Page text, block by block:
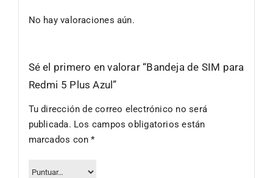
No hay valoraciones aún.
Sé el primero en valorar “Bandeja de SIM para
Redmi 5 Plus Azul”
Tu dirección de correo electrónico no será
publicada. Los campos obligatorios están
marcados con*